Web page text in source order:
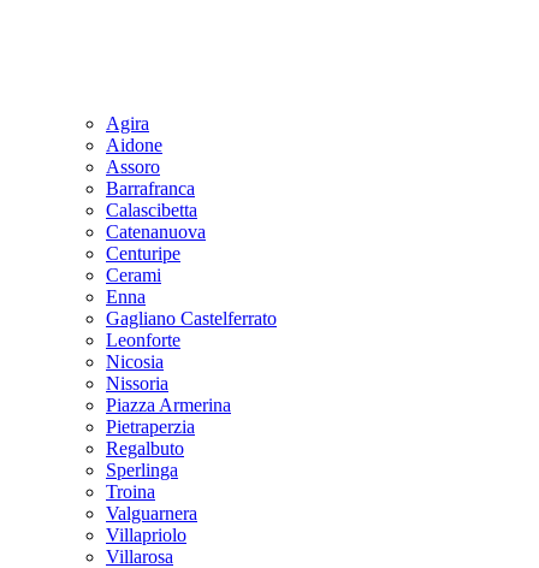
Agira
Aidone
Assoro
Barrafranca
Calascibetta
Catenanuova
Centuripe
Cerami
Enna
Gagliano Castelferrato
Leonforte
Nicosia
Nissoria
Piazza Armerina
Pietraperzia
Regalbuto
Sperlinga
Troina
Valguarnera
Villapriolo
Villarosa